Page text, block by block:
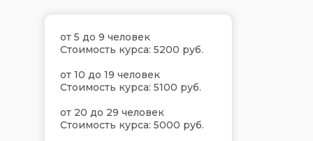
от 5 до 9 человек
Стоимость курса: 5200 руб.
от 10 до 19 человек
Стоимость курса: 5100 руб.
от 20 до 29 человек
Стоимость курса: 5000 руб.